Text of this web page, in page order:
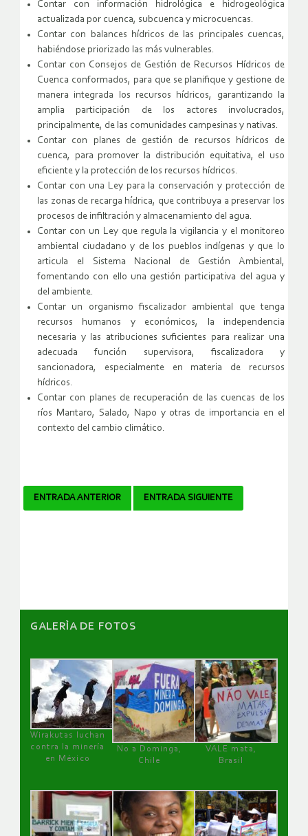
Contar con información hidrológica e hidrogeológica
actualizada por cuenca, subcuenca y microcuencas.
Contar con balances hídricos de las principales cuencas,
habiéndose priorizado las más vulnerables.
Contar con Consejos de Gestión de Recursos Hídricos de
Cuenca conformados, para que se planifique y gestione de
manera integrada los recursos hídricos, garantizando la
amplia participación de los actores involucrados,
principalmente, de las comunidades campesinas y nativas.
Contar con planes de gestión de recursos hídricos de
cuenca, para promover la distribución equitativa, el uso
eficiente y la protección de los recursos hídricos.
Contar con una Ley para la conservación y protección de
las zonas de recarga hídrica, que contribuya a preservar los
procesos de infiltración y almacenamiento del agua.
Contar con un Ley que regula la vigilancia y el monitoreo
ambiental ciudadano y de los pueblos indígenas y que lo
articula el Sistema Nacional de Gestión Ambiental,
fomentando con ello una gestión participativa del agua y
del ambiente.
Contar un organismo fiscalizador ambiental que tenga
recursos humanos y económicos, la independencia
necesaria y las atribuciones suficientes para realizar una
adecuada función supervisora, fiscalizadora y
sancionadora, especialmente en materia de recursos
hídricos.
Contar con planes de recuperación de las cuencas de los
ríos Mantaro, Salado, Napo y otras de importancia en el
contexto del cambio climático.
Navegador
ENTRADA ANTERIOR ENTRADA SIGUIENTE
GALERÌA DE FOTOS
Wirakutas luchan
contra la minería
en México
No a Dominga,
Chile
VALE mata,
Brasil